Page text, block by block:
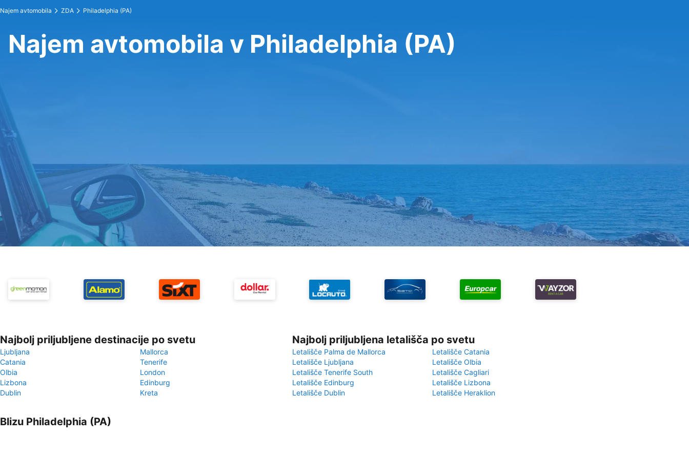
Najem avtomobila ZDA Philadelphia (PA)
Najem avtomobila v Philadelphia (PA)
Najbolj priljubljene destinacije po svetu
Ljubljana
Mallorca
Catania
Tenerife
Olbia
London
Lizbona
Edinburg
Dublin
Kreta
Najbolj priljubljena letališča po svetu
Letališče Palma de Mallorca
Letališče Catania
Letališče Ljubljana
Letališče Olbia
Letališče Tenerife South
Letališče Cagliari
Letališče Edinburg
Letališče Lizbona
Letališče Dublin
Letališče Heraklion
Blizu Philadelphia (PA)